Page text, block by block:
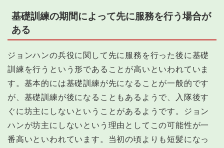
基礎訓練の期間によって先に服務を行う場合が
ある
ジョンハンの兵役に関して先に服務を行った後に基礎
訓練を行うという形であることが高いといわれていま
す。基本的には基礎訓練が先になることが一般的です
が、基礎訓練が後になることもあるようで、入隊後す
ぐに坊主にしないということがあるようです。ジョン
ハンが坊主にしないという理由としてこの可能性が一
番高いといわれています。当初の頃よりも短髪になっ